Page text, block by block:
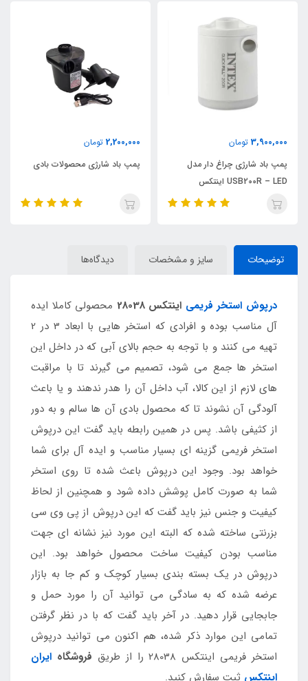
3,900,000 تومان
پمپ باد شارژی چراغ دار مدل
USB200R – LED اینتکس
2,200,000 تومان
پمپ باد شارژی محصولات بادی
توضیحات سایز و مشخصات دیدگاه‌ها
درپوش استخر فریمی اینتکس 28038
محصولی کاملا ایده
آل مناسب بوده و افرادی که استخر هایی با ابعاد 3 در 2
تهیه می کنند و با توجه به حجم بالای آبی که در داخل این
استخر ها جمع می شود، تصمیم می گیرند تا با مراقبت
های لازم از این کالا، آب داخل آن را هدر ندهند و یا باعث
آلودگی آن نشوند تا که محصول بادی آن ها سالم و به دور
از کثیفی باشد. پس در همین رابطه باید گفت این درپوش
استخر فریمی گزینه ای بسیار مناسب و ایده آل برای شما
خواهد بود. وجود این درپوش باعث شده تا روی استخر
شما به صورت کامل پوشش داده شود و همچنین از لحاظ
کیفیت و جنس نیز باید گفت که این درپوش از پی وی سی
بزرنتی ساخته شده که البته این مورد نیز نشانه ای جهت
مناسب بودن کیفیت ساخت محصول خواهد بود. این
درپوش در یک بسته بندی بسیار کوچک و کم جا به بازار
عرضه شده که به سادگی می توانید آن را مورد حمل و
جابجایی قرار دهید. در آخر باید گفت که با در نظر گرفتن
تمامی این موارد ذکر شده، هم اکنون می توانید درپوش
استخر فریمی اینتکس 28038 را از طریق
فروشگاه ایران
اینتکس ثبت سفارش کنید.